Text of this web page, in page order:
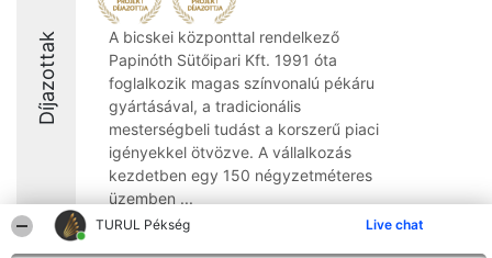
TURUL Pékség Live chat
Díjazottak
A bicskei központtal rendelkező
Papinóth Sütőipari Kft. 1991 óta
foglalkozik magas színvonalú pékáru
gyártásával, a tradicionális
mesterségbeli tudást a korszerű piaci
igényekkel ötvözve. A vállalkozás
kezdetben egy 150 négyzetméteres
üzemben ...
8.8